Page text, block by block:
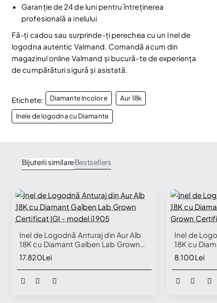
Garanție de 24 de luni pentru întreținerea
profesională a inelului
Fă-ți cadou sau surprinde-ți perechea cu un Inel de
logodna autentic Valmand. Comandă acum din
magazinul online Valmand și bucură-te de experiența
de cumpărături sigură și asistată.
Etichete: Diamante Incolore Aur 18k
Inele de logodna cu Diamante
Bijuterii similareBestsellers
Inel de Logodnă Anturaj din Aur Alb
18K cu Diamant Galben Lab Grown
Certificat IGI - model i1905
17.820Lei
Inel de
18K cu
Grown
8.100Lei